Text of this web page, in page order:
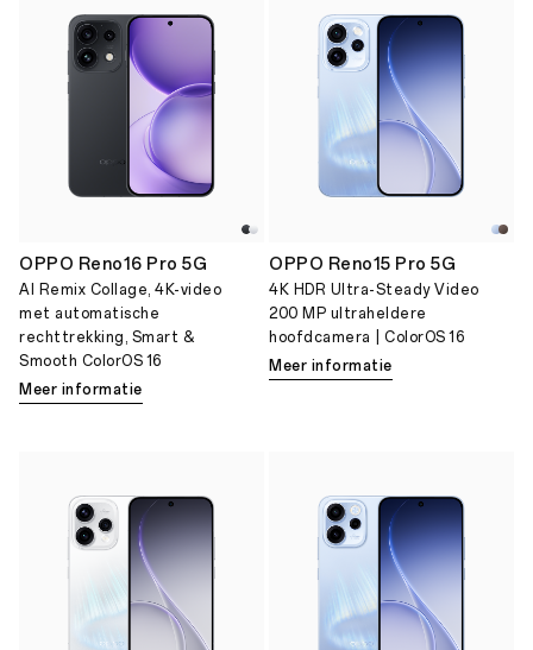
OPPO Reno16 Pro 5G
AI Remix Collage, 4K-video
met automatische
rechttrekking, Smart &
Smooth ColorOS 16
Meer informatie
OPPO Reno15 Pro 5G
4K HDR Ultra-Steady Video
200 MP ultraheldere
hoofdcamera | ColorOS 16
Meer informatie